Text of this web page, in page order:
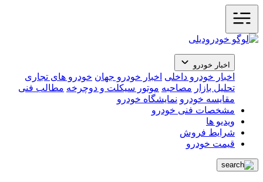
اخبار خودرو
اخبار خودرو داخلی اخبار خودرو جهان خودرو های تجاری
تحلیل بازار مصاحبه موتور سیکلت و دوچرخه مطالب فنی
مقایسه خودرو نمایشگاه خودرو
مشخصات فنی خودرو
ویدیو ها
شرایط فروش
قیمت خودرو